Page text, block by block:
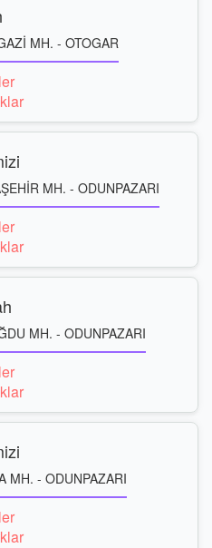
MH. - OTOGAR
MH. - ODUNPAZARI
MH. - ODUNPAZARI
MH. - ODUNPAZARI